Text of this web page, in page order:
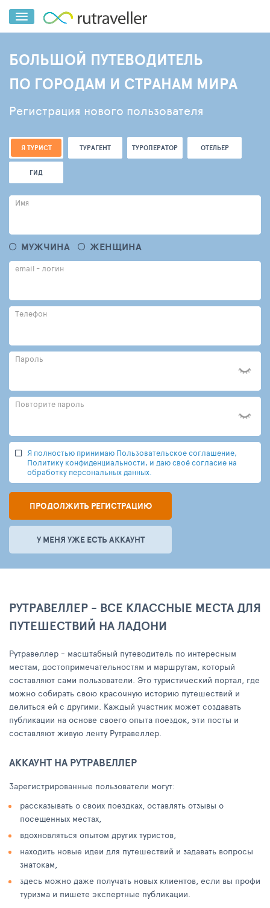
БОЛЬШОЙ ПУТЕВОДИТЕЛЬ
ПО ГОРОДАМ И СТРАНАМ МИРА
Регистрация нового пользователя
Я ТУРИСТ ТУРАГЕНТ ТУРОПЕРАТОР ОТЕЛЬЕР
ГИД
Имя
МУЖЧИНА ЖЕНЩИНА
email - логин
Телефон
Пароль
Повторите пароль
Я полностью принимаю Пользовательское соглашение,
Политику конфиденциальности, и даю своё согласие на
обработку персональных данных.
ПРОДОЛЖИТЬ РЕГИСТРАЦИЮ
У МЕНЯ УЖЕ ЕСТЬ АККАУНТ
РУТРАВЕЛЛЕР - ВСЕ КЛАССНЫЕ МЕСТА ДЛЯ
ПУТЕШЕСТВИЙ НА ЛАДОНИ
Рутравеллер - масштабный путеводитель по интересным
местам, достопримечательностям и маршрутам, который
составляют сами пользователи. Это туристический портал, где
можно собирать свою красочную историю путешествий и
делиться ей с другими. Каждый участник может создавать
публикации на основе своего опыта поездок, эти посты и
составляют живую ленту Рутравеллер.
АККАУНТ НА РУТРАВЕЛЛЕР
Зарегистрированные пользователи могут:
рассказывать о своих поездках, оставлять отзывы о
посещенных местах,
вдохновляться опытом других туристов,
находить новые идеи для путешествий и задавать вопросы
знатокам,
здесь можно даже получать новых клиентов, если вы профи
туризма и пишете экспертные публикации.